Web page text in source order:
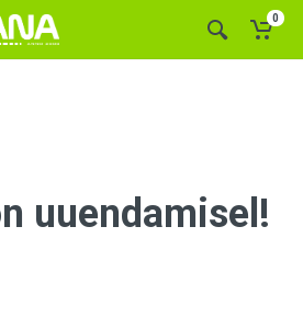
0
uuendamisel!